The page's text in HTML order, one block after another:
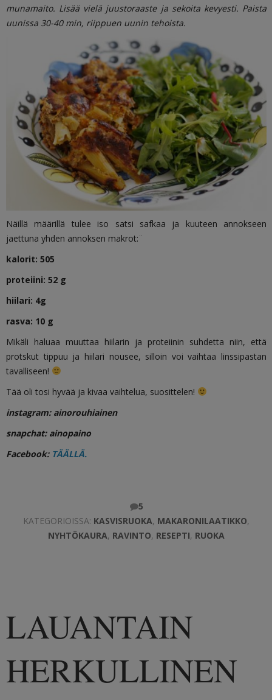
munamaito. Lisää vielä juustoraaste ja sekoita kevyesti. Paista
uunissa 30-40 min, riippuen uunin tehoista.
Näillä määrillä tulee iso satsi safkaa ja kuuteen annokseen
jaettuna yhden annoksen makrot:¨
kalorit: 505
proteiini: 52 g
hiilari: 4g
rasva: 10 g
Mikäli haluaa muuttaa hiilarin ja proteiinin suhdetta niin, että
protskut tippuu ja hiilari nousee, silloin voi vaihtaa linssipastan
tavalliseen!
Tää oli tosi hyvää ja kivaa vaihtelua, suosittelen!
instagram: ainorouhiainen
snapchat: ainopaino
Facebook: TÄÄLLÄ.
5
KATEGORIOISSA: KASVISRUOKA, MAKARONILAATIKKO,
NYHTÖKAURA, RAVINTO, RESEPTI, RUOKA
LAUANTAIN
HERKULLINEN